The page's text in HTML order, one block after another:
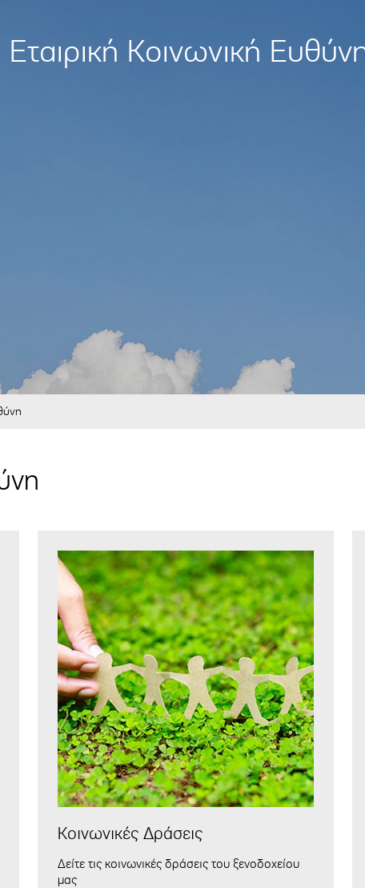
Εταιρική Κοινωνική
Κοινωνικές Δράσεις
Δείτε τις κοινωνικές δράσεις του ξενοδοχείου
μας